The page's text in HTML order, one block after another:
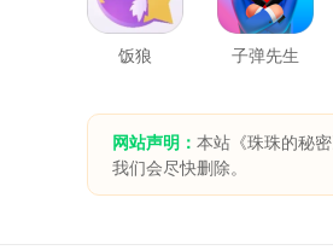
饭狼 子弹先生
网站声明： 本站《珠珠的秘
我们会尽快删除。